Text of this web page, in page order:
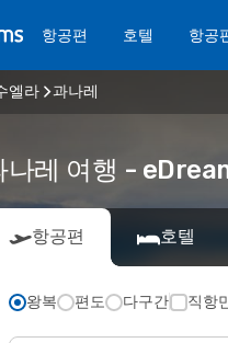
항공편 호텔 항공
엘라 과나레
나레 여행 -
항공편 호텔
왕복 편도 다구간 직항